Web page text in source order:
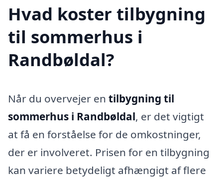
Hvad koster tilbygning
til sommerhus i
Randbøldal?
Når du overvejer en tilbygning til
sommerhus i Randbøldal, er det vigtigt
at få en forståelse for de omkostninger,
der er involveret. Prisen for en tilbygning
kan variere betydeligt afhængigt af flere